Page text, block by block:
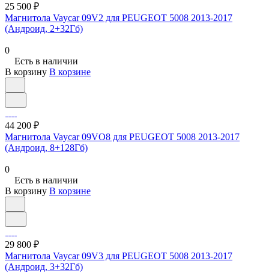
25 500 ₽
Магнитола Vaycar 09V2 для PEUGEOT 5008 2013-2017
(Андроид, 2+32Гб)
0
Есть в наличии
В корзину В корзине
44 200 ₽
Магнитола Vaycar 09VO8 для PEUGEOT 5008 2013-2017
(Андроид, 8+128Гб)
0
Есть в наличии
В корзину В корзине
29 800 ₽
Магнитола Vaycar 09V3 для PEUGEOT 5008 2013-2017
(Андроид, 3+32Гб)